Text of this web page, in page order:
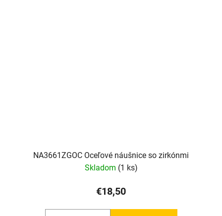
NA3661ZGOC Oceľové náušnice so zirkónmi
Skladom (1 ks)
€18,50